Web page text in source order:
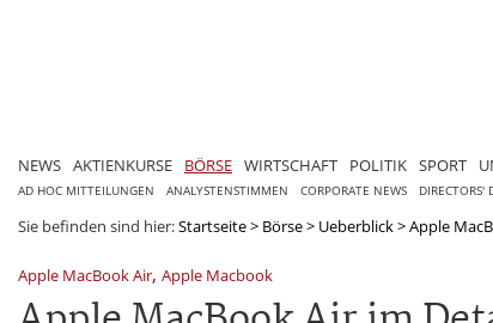
NEWS AKTIENKURSE BÖRSE WIRTSCHAFT POLITIK SPORT
AD HOC MITTEILUNGEN ANALYSTENSTIMMEN CORPORATE NEWS DIRECTORS'
Sie befinden sind hier:Startseite> Börse> Ueberblick>Apple
Apple MacBook Air, Apple Macbook